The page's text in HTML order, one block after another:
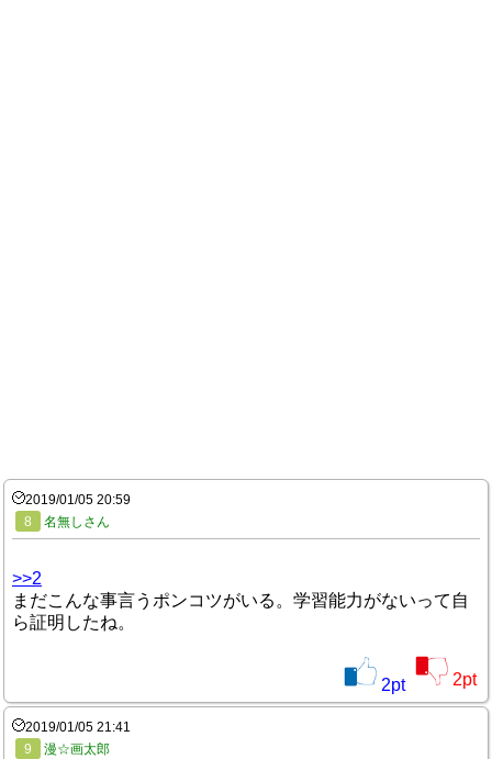
2019/01/05 20:59
8
名無しさん
>>2
まだこんな事言うポンコツがいる。学習能力がないって自
ら証明したね。
2pt 2pt
2019/01/05 21:41
9
漫☆画太郎